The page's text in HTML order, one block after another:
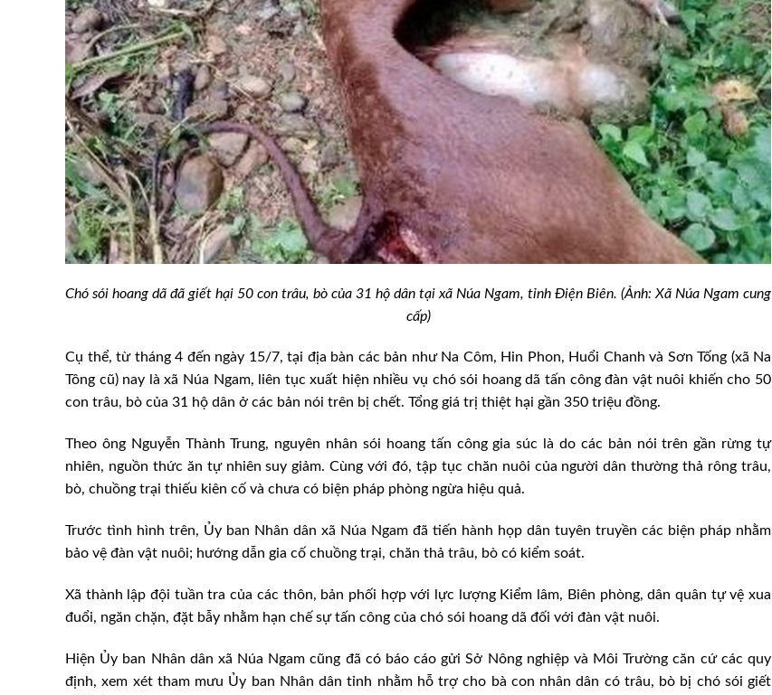
Chó sói hoang dã đã giết hại 50 con trâu, bò của 31 hộ dân tại xã Núa Ngam, tỉnh Điện Biên. (Ảnh: Xã Núa Ngam cung
cấp)
Cụ thể, từ tháng 4 đến ngày 15/7, tại địa bàn các bản như Na Côm, Hin Phon, Huổi Chanh và Sơn Tống (xã Na
Tông cũ) nay là xã Núa Ngam, liên tục xuất hiện nhiều vụ chó sói hoang dã tấn công đàn vật nuôi khiến cho 50
con trâu, bò của 31 hộ dân ở các bản nói trên bị chết. Tổng giá trị thiệt hại gần 350 triệu đồng.
Theo ông Nguyễn Thành Trung, nguyên nhân sói hoang tấn công gia súc là do các bản nói trên gần rừng tự
nhiên, nguồn thức ăn tự nhiên suy giảm. Cùng với đó, tập tục chăn nuôi của người dân thường thả rông trâu,
bò, chuồng trại thiếu kiên cố và chưa có biện pháp phòng ngừa hiệu quả.
Trước tình hình trên, Ủy ban Nhân dân xã Núa Ngam đã tiến hành họp dân tuyên truyền các biện pháp nhằm
bảo vệ đàn vật nuôi; hướng dẫn gia cố chuồng trại, chăn thả trâu, bò có kiểm soát.
Xã thành lập đội tuần tra của các thôn, bản phối hợp với lực lượng Kiểm lâm, Biên phòng, dân quân tự vệ xua
đuổi, ngăn chặn, đặt bẫy nhằm hạn chế sự tấn công của chó sói hoang dã đối với đàn vật nuôi.
Hiện Ủy ban Nhân dân xã Núa Ngam cũng đã có báo cáo gửi Sở Nông nghiệp và Môi Trường căn cứ các quy
định, xem xét tham mưu Ủy ban Nhân dân tỉnh nhằm hỗ trợ cho bà con nhân dân có trâu, bò bị chó sói giết
Giá heo hơi hôm nay 10/12/2024: Có